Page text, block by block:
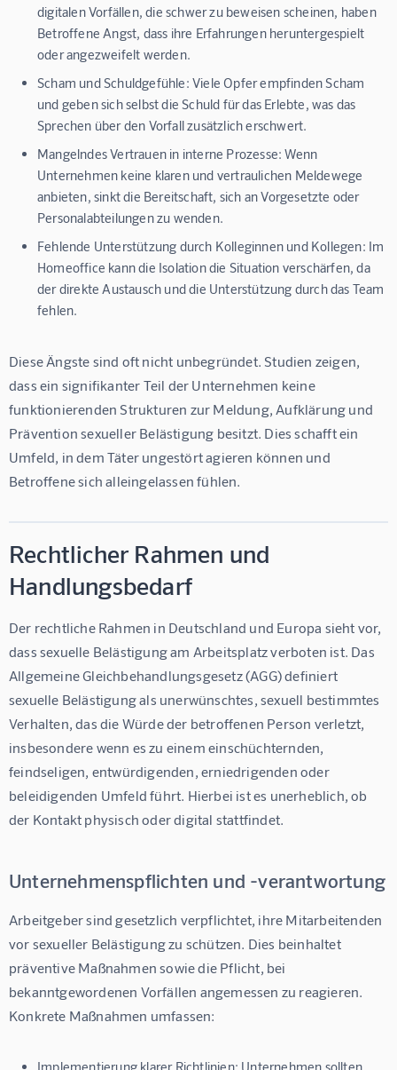
digitalen Vorfällen, die schwer zu beweisen scheinen, haben
Betroffene Angst, dass ihre Erfahrungen heruntergespielt
oder angezweifelt werden.
Scham und Schuldgefühle: Viele Opfer empfinden Scham
und geben sich selbst die Schuld für das Erlebte, was das
Sprechen über den Vorfall zusätzlich erschwert.
Mangelndes Vertrauen in interne Prozesse: Wenn
Unternehmen keine klaren und vertraulichen Meldewege
anbieten, sinkt die Bereitschaft, sich an Vorgesetzte oder
Personalabteilungen zu wenden.
Fehlende Unterstützung durch Kolleginnen und Kollegen: Im
Homeoffice kann die Isolation die Situation verschärfen, da
der direkte Austausch und die Unterstützung durch das Team
fehlen.
Diese Ängste sind oft nicht unbegründet. Studien zeigen,
dass ein signifikanter Teil der Unternehmen keine
funktionierenden Strukturen zur Meldung, Aufklärung und
Prävention sexueller Belästigung besitzt. Dies schafft ein
Umfeld, in dem Täter ungestört agieren können und
Betroffene sich alleingelassen fühlen.
Rechtlicher Rahmen und
Handlungsbedarf
Der rechtliche Rahmen in Deutschland und Europa sieht vor,
dass sexuelle Belästigung am Arbeitsplatz verboten ist. Das
Allgemeine Gleichbehandlungsgesetz (AGG) definiert
sexuelle Belästigung als unerwünschtes, sexuell bestimmtes
Verhalten, das die Würde der betroffenen Person verletzt,
insbesondere wenn es zu einem einschüchternden,
feindseligen, entwürdigenden, erniedrigenden oder
beleidigenden Umfeld führt. Hierbei ist es unerheblich, ob
der Kontakt physisch oder digital stattfindet.
Unternehmenspflichten und -verantwortung
Arbeitgeber sind gesetzlich verpflichtet, ihre Mitarbeitenden
vor sexueller Belästigung zu schützen. Dies beinhaltet
präventive Maßnahmen sowie die Pflicht, bei
bekanntgewordenen Vorfällen angemessen zu reagieren.
Konkrete Maßnahmen umfassen:
Implementierung klarer Richtlinien: Unternehmen sollten